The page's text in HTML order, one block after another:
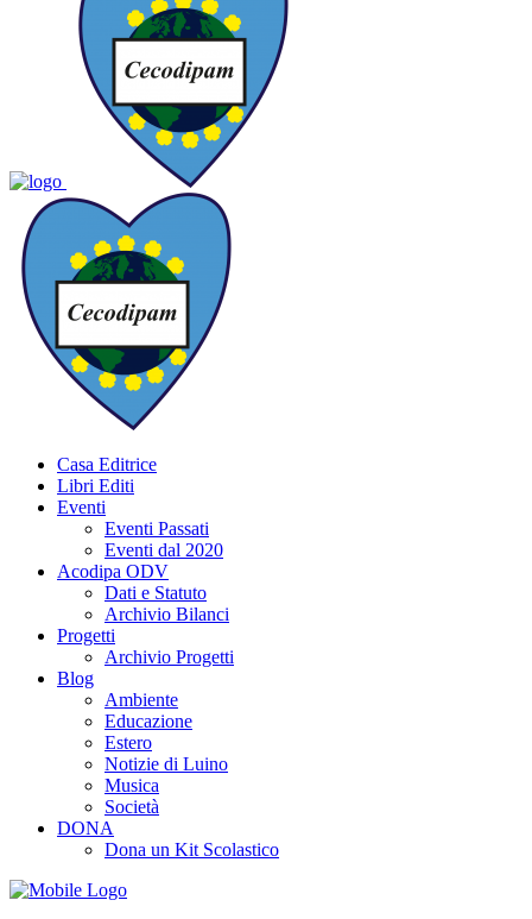
Casa Editrice
Libri Editi
Eventi
Eventi Passati
Eventi dal 2020
Acodipa ODV
Dati e Statuto
Archivio Bilanci
Progetti
Archivio Progetti
Blog
Ambiente
Educazione
Estero
Notizie di Luino
Musica
Società
DONA
Dona un Kit Scolastico